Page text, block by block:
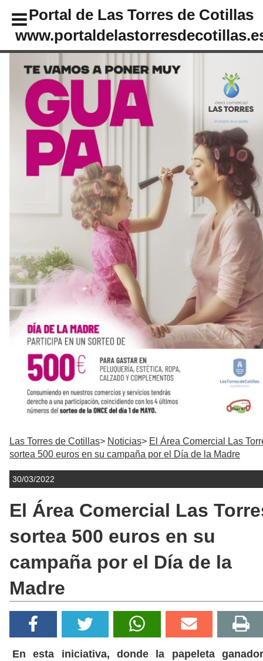
Portal de Las Torres de Cotillas
Las Torres de Cotillas Noticias
El Área Comercial Las
sortea 500 euros en su campaña por el Día de la Madre
30/03/2022
El Área Comercial Las
sortea 500 euros en su
campaña por el Día de la
Madre
En esta iniciativa, donde la papeleta